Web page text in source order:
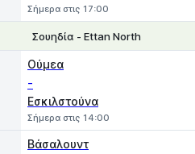
Σήμερα στις 17:00
Σουηδία - Ettan North
Ούμεα
-
Εσκιλστούνα
Σήμερα στις 14:00
Βάσαλουντ